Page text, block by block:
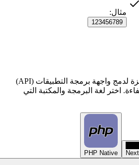
مثال:
123456789
استخدم أمثلة الكود الجاهزة لدمج واجهة برمجة التطبيقات (API)
اختر لغة البرمجة والمكتبة التي
PHP Native